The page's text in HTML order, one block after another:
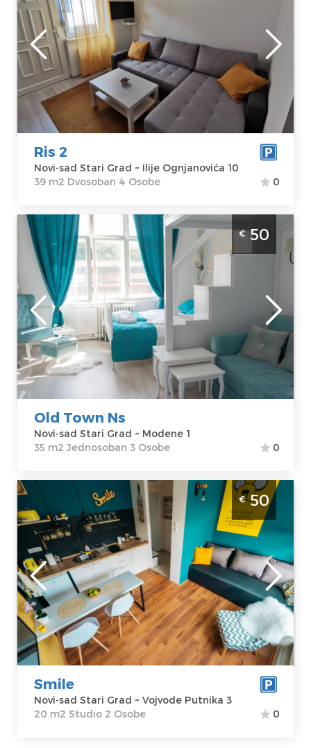
39m2.
Novi-sad
Lokacija:Novi-
sad Stari Grad
Adresa:Ilije
Ognjanovića 10
Cena35 €
Gosti:4
Kvadratura :39
m2
Struktura :
Dvosoban
Ris 2
Novi-sad Stari Grad ~ Ilije Ognjanovića 10
39 m2 Dvosoban 4 Osobe
0
Jednosoban Apartman Old Town Ns Novi
Sad Stari grad Na fantastičnoj lokaciji, sa
prelepim pogledom. Apartman se nalazi u
pešačkoj zoni Novog Sada.
Novi-sad
Lokacija:
Novi-
sad Stari Grad
Adresa:Modene
1
Cena
Gosti:3
Kvadratura :35
m2
Struktura :
Jednosoban
€50
Old Town Ns
Novi-sad Stari Grad ~ Modene 1
35 m2 Jednosoban 3 Osobe
0
Studio Apartman Smile Novi Sad Stari Grad.
Moderan apartman u samom srcu Novog
Sada. Namenjen za 2 osobe.
Novi-sad
Lokacija:Novi-
sad Stari Grad
Adresa: Vojvode
Putnika 3
Cena50 €
Gosti:
2
Kvadratura :
20
m2
Struktura :
Studio
€50
Smile
Novi-sad Stari Grad ~ Vojvode Putnika 3
20 m2 Studio 2 Osobe
0